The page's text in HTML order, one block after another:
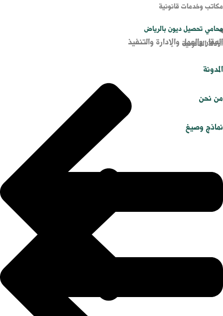
محامي تحصيل ديون بالرياض
العقار والعمل والإدارة والتنفيذ
مكاتب وخدمات قانونية
الأدلة القانونية
المدونة
من نحن
نماذج وصيغ